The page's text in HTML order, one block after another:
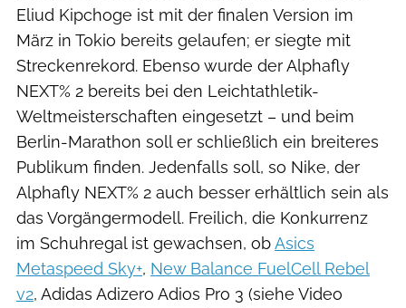
Eliud Kipchoge ist mit der finalen Version im
März in Tokio bereits gelaufen; er siegte mit
Streckenrekord. Ebenso wurde der Alphafly
NEXT% 2 bereits bei den Leichtathletik-
Weltmeisterschaften eingesetzt – und beim
Berlin-Marathon soll er schließlich ein breiteres
Publikum finden. Jedenfalls soll, so Nike, der
Alphafly NEXT% 2 auch besser erhältlich sein als
das Vorgängermodell. Freilich, die Konkurrenz
im Schuhregal ist gewachsen, obAsics
Metaspeed Sky+, New Balance FuelCell Rebel
v2, Adidas Adizero Adios Pro 3 (siehe Video